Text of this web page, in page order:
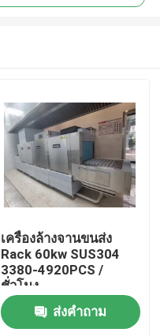
เครื่องล้างจานขนส่ง
Rack 60kw SUS304
3380-4920PCS /
ชั่วโมง
4200x862x2000
ส่งคำถาม